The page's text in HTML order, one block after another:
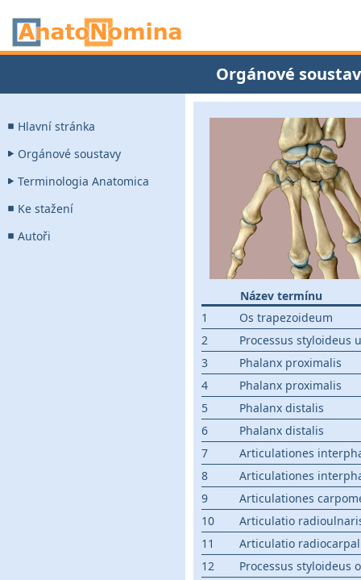
Orgánové
Hlavní stránka
Orgánové soustavy
Terminologia Anatomica
Ke stažení
Autoři
Název termínu
1
Os trapezoideum
2
Processus styloideus
3
Phalanx proximalis
4
Phalanx proximalis
5
Phalanx distalis
6
Phalanx distalis
7
Articulationes
8
Articulationes
9
Articulationes
10
Articulatio
11
Articulatio
12
Processus styloideus